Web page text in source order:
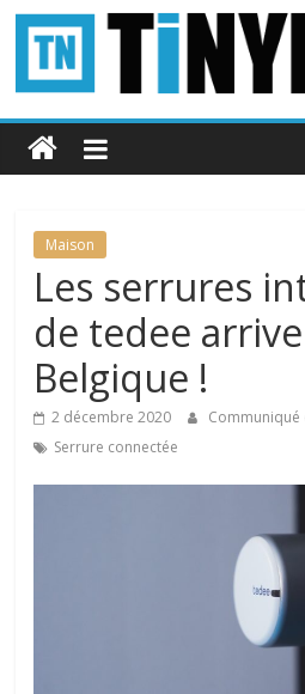
Passer
contenu
Tinynews
Le
belge
connecté
Maison
Les serrures
de tedee
Belgique !
2 décembre 2020 Communiqué
Serrure connectée